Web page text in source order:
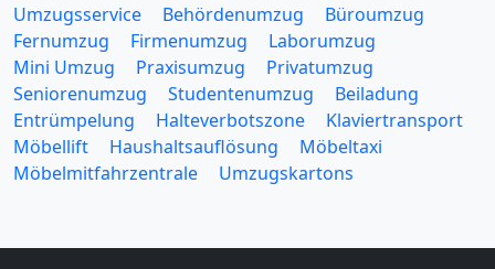
Umzugsservice Behördenumzug
Büroumzug
Fernumzug
Firmenumzug
Laborumzug
Mini Umzug
Praxisumzug
Privatumzug
Seniorenumzug
Studentenumzug
Beiladung
Entrümpelung
Halteverbotszone
Klaviertransport
Möbellift
Haushaltsauflösung
Möbeltaxi
Möbelmitfahrzentrale
Umzugskartons